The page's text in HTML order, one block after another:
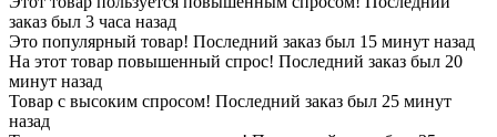
заказ был 3 часа назад
Это популярный товар! Последний заказ был 15 минут назад
На этот товар повышенный спрос! Последний заказ был 20
минут назад
Товар с высоким спросом! Последний заказ был 25 минут
назад